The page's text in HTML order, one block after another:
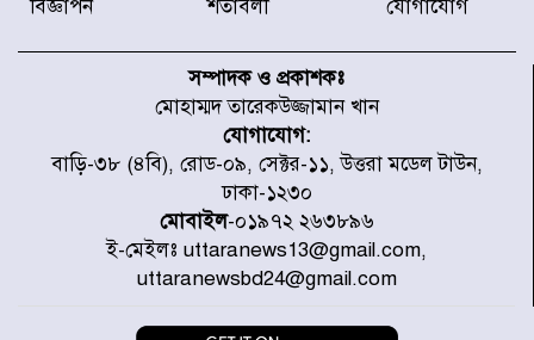
সাগরে অবমুক্ত
মাতারবাড়ী পৌঁছে নির্ধারিত কর্মসূচিতে
যোগ দিয়েছেন প্রধানমন্ত্রী
জাতীয় সাংবাদিক সংস্থার পিরোজপুর
জেলা কমিটি অনুমোদন
বিজ্ঞাপন শর্তাবলী যোগাযোগ
সম্পাদক ও প্রকাশকঃ
মোহাম্মদ তারেকউজ্জামান খান
যোগাযোগ:
বাড়ি-৩৮ (৪বি), রোড-০৯, সেক্টর-১১, উত্তরা মডেল টাউন,
ঢাকা-১২৩০
মোবাইল-০১৯৭২ ২৬৩৮৯৬
ই-মেইলঃ uttaranews13@gmail.com,
uttaranewsbd24@gmail.com